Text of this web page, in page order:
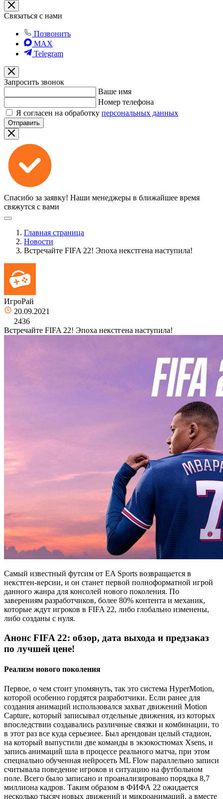
Связаться с нами
Позвонить
MAX
Telegram
Запросить звонок
Ваше имя
Номер телефона
Я согласен на обработку персональных данных
Отправить
Спасибо за заявку! Наши менеджеры в ближайшее время
свяжутся с вами
Главная страница
Новости
Встречайте FIFA 22! Эпоха некстгена наступила!
ИгроРай
20.09.2021
2436
Встречайте FIFA 22! Эпоха некстгена наступила!
Самый известный футсим от EA Sports возвращается в
некстген-версии, и он станет первой полноформатной игрой
данного жанра для консолей нового поколения. По
заверениям разработчиков, более 80% контента и механик,
которые ждут игроков в FIFA 22, либо глобально изменены,
либо созданы с нуля.
Анонс FIFA 22: обзор, дата выхода и предзаказ
по лучшей цене!
Реализм нового поколения
Первое, о чем стоит упомянуть, так это система HyperMotion,
которой особенно гордятся разработчики. Если ранее для
создания анимаций использовался захват движений Motion
Capture, который записывал отдельные движения, из которых
впоследствии создавались различные связки и комбинации, то
в этот раз все куда серьезнее. Был арендован целый стадион,
на который выпустили две команды в экзокостюмах Xsens, и
запись анимаций шла в процессе реального матча, при этом
специально обученная нейросеть ML Flow параллельно записи
считывала поведение игроков и ситуацию на футбольном
поле. Всего было записано и проанализировано порядка 8,7
миллиона кадров. Таким образом в ФИФА 22 ожидается
несколько тысяч новых движений и микроанимаций, а вместе